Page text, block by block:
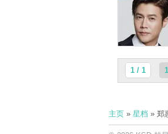
1 / 1 1
主页» 星档 » 郑